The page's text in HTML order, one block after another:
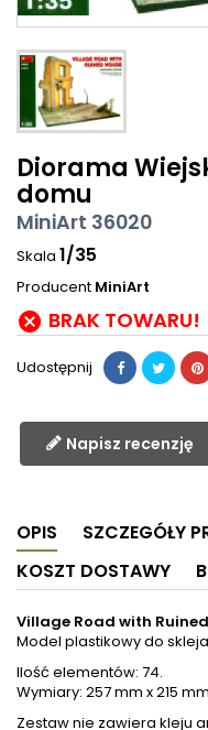
Diorama
domu
MiniArt 36020
Skala 1/35
Producent MiniArt
 BRAK TOWARU!
Udostępnij
Napisz recenzję
OPIS
SZCZEGÓŁY
KOSZT DOSTAWY
Village Road with
Model plastikowy do
Ilość elementów: 74.
Wymiary: 257 mm x 215
Zestaw nie zawiera kleju